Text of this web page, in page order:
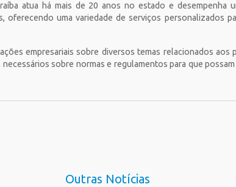
atua há mais de 20 anos no estado e desempenha
oferecendo uma variedade de serviços personalizados
empresariais sobre diversos temas relacionados aos
sobre normas e regulamentos para que
Outras Notícias